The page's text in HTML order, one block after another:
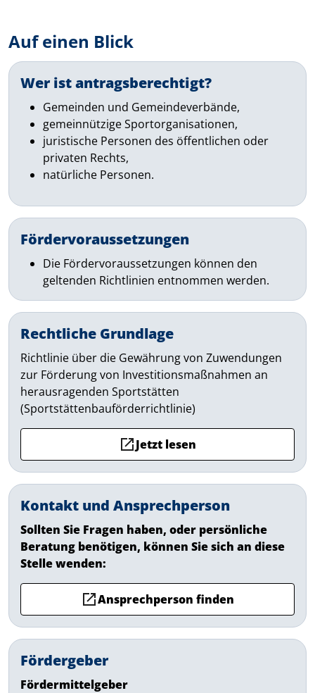
Auf einen Blick
Wer ist antragsberechtigt?
Gemeinden und Gemeindeverbände,
gemeinnützige Sportorganisationen,
juristische Personen des öffentlichen oder
privaten Rechts,
natürliche Personen.
Fördervoraussetzungen
Die Fördervoraussetzungen können den
geltenden Richtlinien entnommen werden.
Rechtliche Grundlage
Richtlinie über die Gewährung von Zuwendungen
zur Förderung von Investitionsmaßnahmen an
herausragenden Sportstätten
(Sportstättenbauförderrichtlinie)
Jetzt lesen
Kontakt und Ansprechperson
Sollten Sie Fragen haben, oder persönliche
Beratung benötigen, können Sie sich an diese
Stelle wenden:
Ansprechperson finden
Fördergeber
Fördermittelgeber